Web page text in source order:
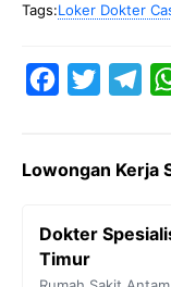
Tags:Loker Dokter
e
o
t
e
e
r
a
Lowongan Kerja
Dokter
Timur